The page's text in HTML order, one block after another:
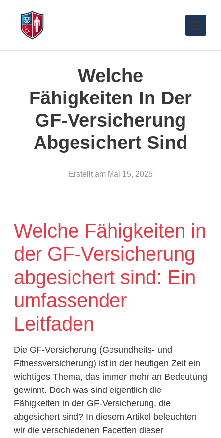
Welche
Fähigkeiten In Der
GF-Versicherung
Abgesichert Sind
Erstellt am Mai 15, 2025
Welche Fähigkeiten in
der GF-Versicherung
abgesichert sind: Ein
umfassender
Leitfaden
Die GF-Versicherung (Gesundheits- und
Fitnessversicherung) ist in der heutigen Zeit ein
wichtiges Thema, das immer mehr an Bedeutung
gewinnt. Doch was sind eigentlich die
Fähigkeiten in der GF-Versicherung, die
abgesichert sind? In diesem Artikel beleuchten
wir die verschiedenen Facetten dieser